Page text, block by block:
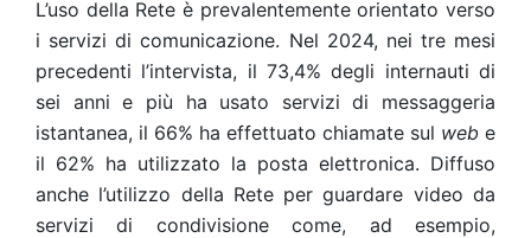
L’uso della Rete è prevalentemente orientato verso
i servizi di comunicazione. Nel 2024, nei tre mesi
precedenti l’intervista, il 73,4% degli internauti di
sei anni e più ha usato servizi di messaggeria
istantanea, il 66% ha effettuato chiamate sul web e
il 62% ha utilizzato la posta elettronica. Diffuso
anche l’utilizzo della Rete per guardare video da
servizi di condivisione come, ad esempio,